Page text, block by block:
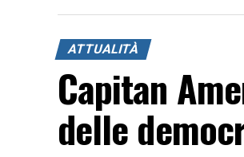
ATTUALITÀ
Capitan
delle